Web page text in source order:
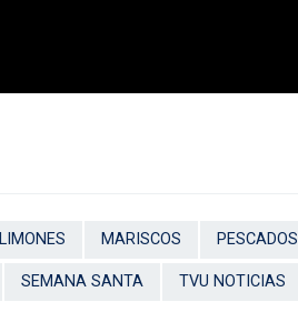
LIMONES MARISCOS PESCADOS
SEMANA SANTA TVU NOTICIAS